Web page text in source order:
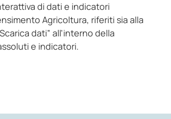
di dati e indicatori
Agricoltura, riferiti sia alla
dati” all’interno della
e indicatori.